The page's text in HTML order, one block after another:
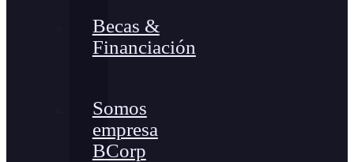
Becas &
Financiación
Somos
empresa
BCorp